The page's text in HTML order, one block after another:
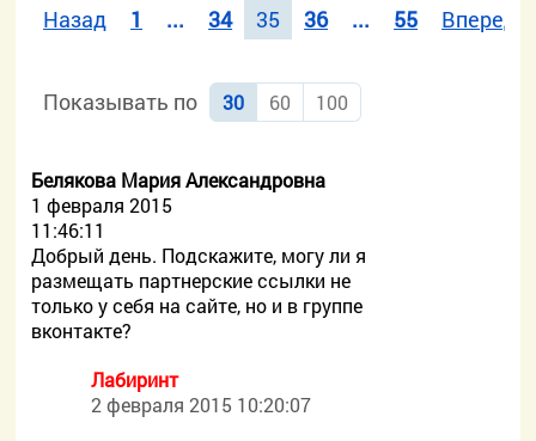
Назад 1 ... 34 35 36 ... 55 Вперед
Показывать по 30 60 100
Белякова Мария Александровна
1 февраля 2015
11:46:11
Добрый день. Подскажите, могу ли я
размещать партнерские ссылки не
только у себя на сайте, но и в группе
вконтакте?
Лабиринт
2 февраля 2015 10:20:07